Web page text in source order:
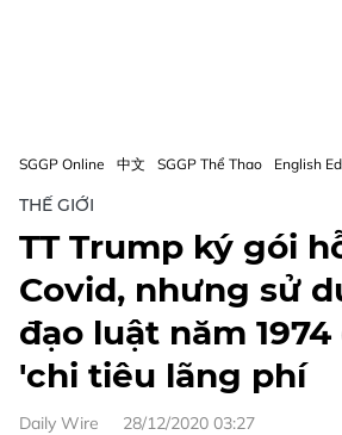
SGGP Online 中文 SGGP Thể Thao English
THẾ GIỚI
TT Trump ký gói
Covid, nhưng sử
đạo luật năm
'chi tiêu lãng phí
Daily Wire 28/12/2020 03:27